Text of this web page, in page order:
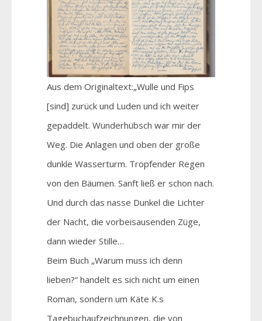
Aus dem Originaltext:„Wulle und Fips
[sind] zurück und Luden und ich weiter
gepaddelt. Wunderhübsch war mir der
Weg. Die Anlagen und oben der große
dunkle Wasserturm. Tropfender Regen
von den Bäumen. Sanft ließ er schon nach.
Und durch das nasse Dunkel die Lichter
der Nacht, die vorbeisausenden Züge,
dann wieder Stille…
Beim Buch „Warum muss ich denn
lieben?“ handelt es sich nicht um einen
Roman, sondern um Käte K.s
Tagebuchaufzeichnungen, die von